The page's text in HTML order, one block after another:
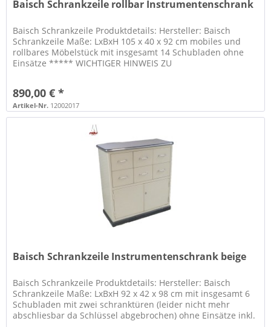
Baisch Schrankzeile rollbar Instrumentenschrank
Baisch Schrankzeile Produktdetails: Hersteller: Baisch
Schrankzeile Maße: LxBxH 105 x 40 x 92 cm mobiles und
rollbares Möbelstück mit insgesamt 14 Schubladen ohne
Einsätze ***** WICHTIGER HINWEIS ZU
890,00 € *
Artikel-Nr. 12002017
Baisch Schrankzeile Instrumentenschrank beige
Baisch Schrankzeile Produktdetails: Hersteller: Baisch
Schrankzeile Maße: LxBxH 92 x 42 x 98 cm mit insgesamt 6
Schubladen mit zwei schranktüren (leider nicht mehr
abschliesbar da Schlüssel abgebrochen) ohne Einsätze inkl.